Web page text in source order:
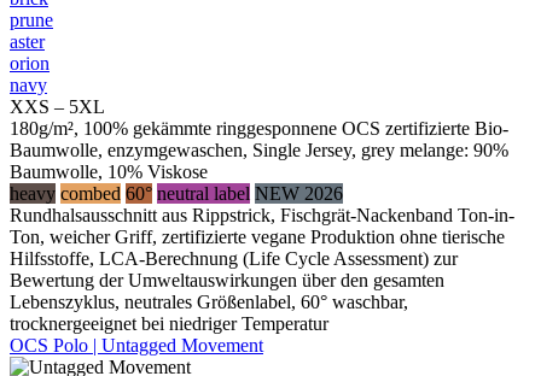
prune
aster
orion
navy
XXS – 5XL
180g/m², 100% gekämmte ringgesponnene OCS zertifizierte Bio-
Baumwolle, enzymgewaschen, Single Jersey, grey melange: 90%
Baumwolle, 10% Viskose
heavy combed 60° neutral label NEW 2026
Rundhalsausschnitt aus Rippstrick, Fischgrät-Nackenband Ton-in-
Ton, weicher Griff, zertifizierte vegane Produktion ohne tierische
Hilfsstoffe, LCA-Berechnung (Life Cycle Assessment) zur
Bewertung der Umweltauswirkungen über den gesamten
Lebenszyklus, neutrales Größenlabel, 60° waschbar,
trocknergeeignet bei niedriger Temperatur
OCS Polo | Untagged Movement